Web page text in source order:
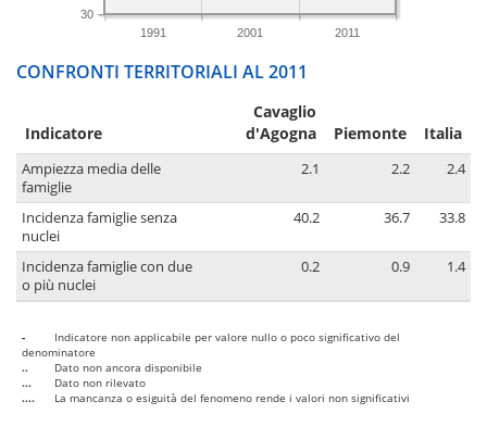
1991 2001 2011
30
CONFRONTI TERRITORIALI AL 2011
Indicatore
Cavaglio
d'Agogna
Piemonte Italia
Ampiezza media delle
famiglie
2.1 2.2 2.4
Incidenza famiglie senza
nuclei
40.2 36.7 33.8
Incidenza famiglie con due
o più nuclei
0.2 0.9 1.4
-
Indicatore non applicabile per valore nullo o poco significativo del
denominatore
..
Dato non ancora disponibile
...
Dato non rilevato
....
La mancanza o esiguità del fenomeno rende i valori non significativi